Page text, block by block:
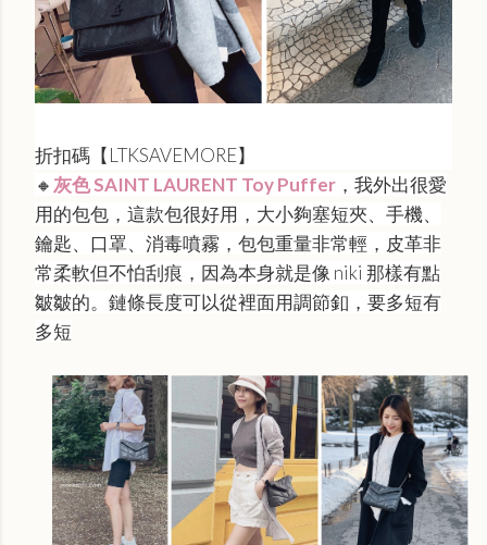
折扣碼【LTKSAVEMORE】
🔸 灰色 SAINT LAURENT Toy Puffer ，我外出很愛
用的包包，這款包很好用，大小夠塞短夾、手機、
鑰匙、口罩、消毒噴霧，包包重量非常輕，皮革非
常柔軟但不怕刮痕，因為本身就是像 niki 那樣有點
皺皺的。鏈條長度可以從裡面用調節釦，要多短有
多短